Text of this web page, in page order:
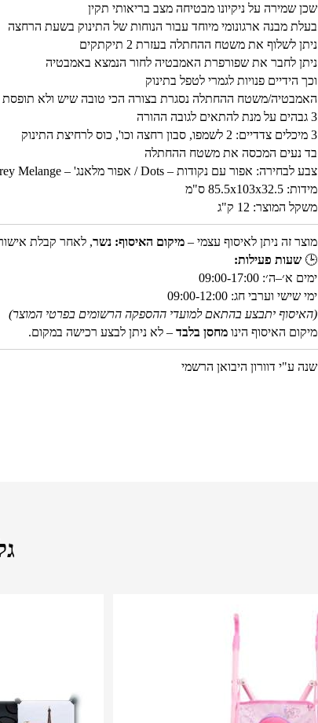
שכן שמירה על ניקיונו מבטיחה מצב בריאותי תקין
בעלת מבנה ארגונומי מיוחד עבור הנוחות של התינוק בשעת הרחצה
ניתן לשלוף את משטח ההחתלה בעזרת 2 תיקתקים
ניתן לחבר את שפורפרת האמבטיה לחור הנמצא באמבטיה
וכך הידיים פנויות לגמרי לטפל בתינוק
האמבטיה/משטח ההחתלה נסגרת בצורה הכי טובה שיש ולא
3 גבהים על מנת להתאים לגובה ההורה
3 מיכלים צדדיים: 2 לשמפו, סבון רחצה וכו', כוס לרחיצת התינוק
בד נעים המכסה את משטח ההחתלה
צבע לבחירה: אפור עם נקודות – Dots / אפור מלאנג' – Grey Melange
מידות: 85.5x103x32.5 ס"מ
משקל המוצר: 12 ק"ג
מוצר זה ניתן לאיסוף עצמי – מיקום האיסוף: נשר, לאחר קבלת
🕒 שעות פעילות:
ימים א׳–ה׳: 09:00-17:00
ימי שישי וערבי חג: 09:00-12:00
(האיסוף יתבצע בהתאם למועדי ההספקה הרשומים בפרטי המוצר)
מיקום האיסוף הינו מחסן בלבד – לא ניתן לבצע רכישה במקום.
שנה ע"י דוורון היבואן הרשמי